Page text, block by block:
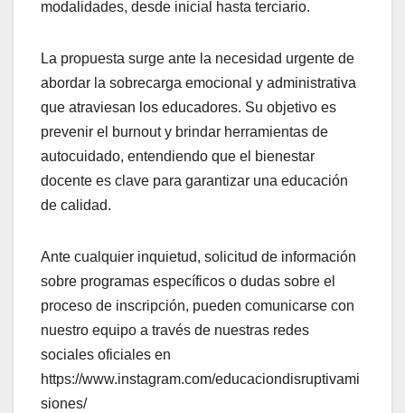
modalidades, desde inicial hasta terciario.
La propuesta surge ante la necesidad urgente de
abordar la sobrecarga emocional y administrativa
que atraviesan los educadores. Su objetivo es
prevenir el burnout y brindar herramientas de
autocuidado, entendiendo que el bienestar
docente es clave para garantizar una educación
de calidad.
Ante cualquier inquietud, solicitud de información
sobre programas específicos o dudas sobre el
proceso de inscripción, pueden comunicarse con
nuestro equipo a través de nuestras redes
sociales oficiales en
https://www.instagram.com/educaciondisruptivami
siones/